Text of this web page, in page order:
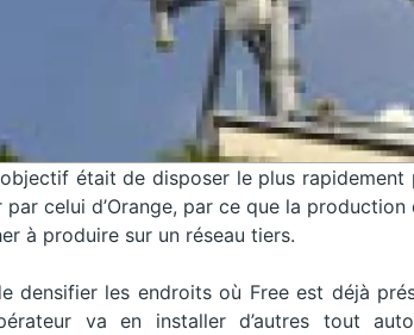
était de disposer le plus rapidement
celui d’Orange, par ce que la
à produire sur un réseau tiers.
densifier les endroits où Free est déjà
va en installer d’autres tout